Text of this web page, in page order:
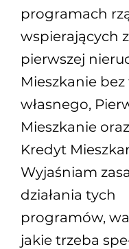
programach
wspierających
pierwszej
Mieszkanie bez
własnego,
Mieszkanie
Kredyt
Wyjaśniam
działania tych
programów,
jakie trzeba